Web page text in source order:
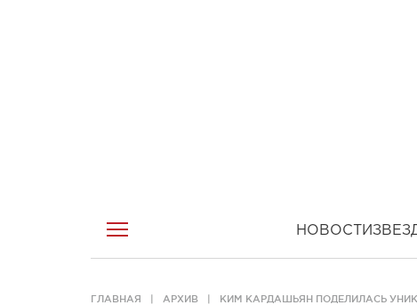
НОВОСТИ
ГЛАВНАЯ АРХИВ КИМ КАРДАШЬЯН ПОДЕЛИЛАСЬ